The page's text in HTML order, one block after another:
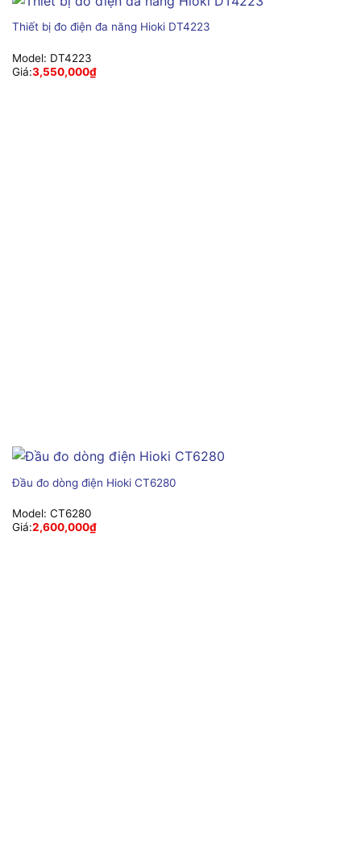
Thiết bị đo điện đa năng Hioki DT4223
Model: DT4223
Giá:3,550,000₫
Đầu đo dòng điện Hioki CT6280
Model: CT6280
Giá:2,600,000₫